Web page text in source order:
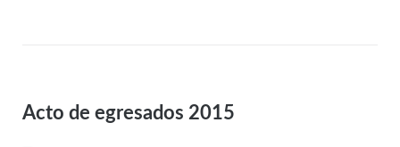
Acto de egresados 2015